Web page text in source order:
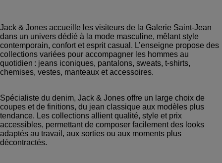
Jack & Jones accueille les visiteurs de la Galerie Saint‑Jean
dans un univers dédié à la mode masculine, mêlant style
contemporain, confort et esprit casual. L’enseigne propose des
collections variées pour accompagner les hommes au
quotidien : jeans iconiques, pantalons, sweats, t‑shirts,
chemises, vestes, manteaux et accessoires.
Spécialiste du denim, Jack & Jones offre un large choix de
coupes et de finitions, du jean classique aux modèles plus
tendance. Les collections allient qualité, style et prix
accessibles, permettant de composer facilement des looks
adaptés au travail, aux sorties ou aux moments plus
décontractés.